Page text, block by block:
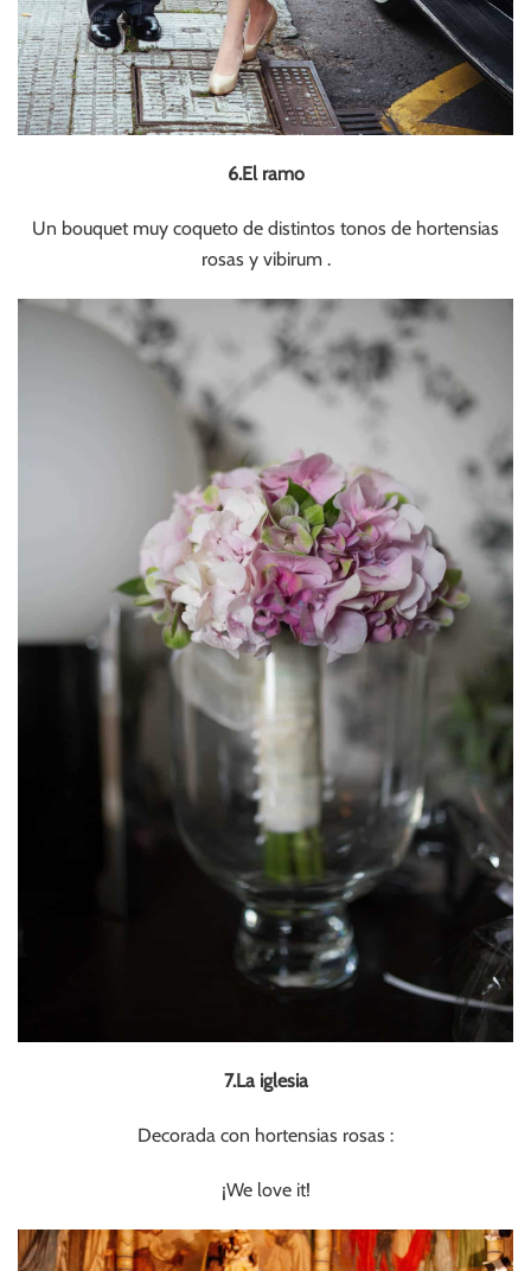
6.El ramo
Un bouquet muy coqueto de distintos tonos de hortensias
rosas y vibirum .
7.La iglesia
Decorada con hortensias rosas :
¡We love it!